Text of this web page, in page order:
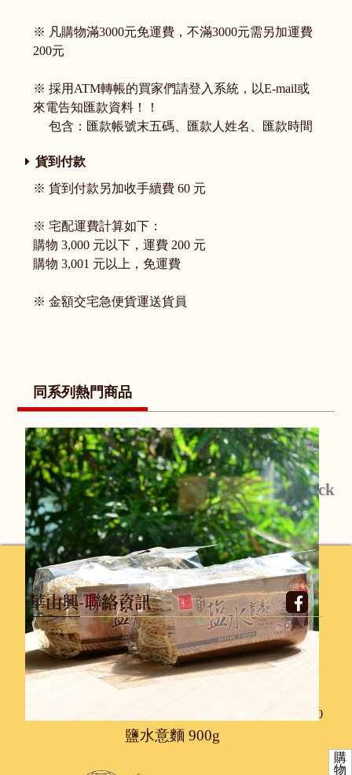
購
物
※ 凡購物滿3000元免運費，不滿3000元需另加運費
200元
※ 採用ATM轉帳的買家們請登入系統，以E-mail或
來電告知匯款資料！！
包含：匯款帳號末五碼、匯款人姓名、匯款時間
貨到付款
※ 貨到付款另加收手續費 60 元
※ 宅配運費計算如下：
購物 3,000 元以下，運費 200 元
購物 3,001 元以上，免運費
※ 金額交宅急便貨運送貨員
同系列熱門商品
鹽水意麵 900g
Back
華山興-聯絡資訊
地 址 /台南市仁德區德崙路565巷67號
電 話 /06-2496575
傳 真 /06-2498783
hss.a496575@msa.hinet.net
週一至週五 上午8:30-12:00~下午1:00-5:00